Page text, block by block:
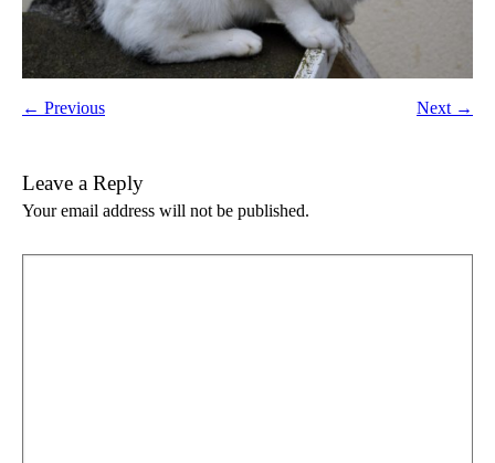
← Previous Next →
Leave a Reply
Your email address will not be published.